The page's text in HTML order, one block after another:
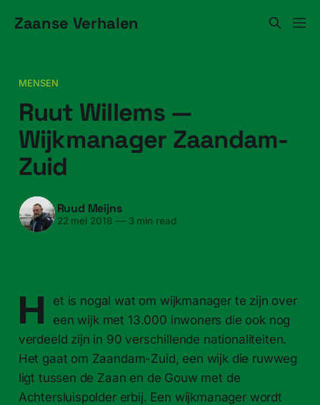
Zaanse Verhalen
MENSEN
Ruut Willems —
Wijkmanager Zaandam-
Zuid
Ruud Meijns
22 mei 2018 —3 min read
H
et is nogal wat om wijkmanager te zijn over
een wijk met 13.000 inwoners die ook nog
verdeeld zijn in 90 verschillende nationaliteiten.
Het gaat om Zaandam-​Zuid, een wijk die ruwweg
ligt tussen de Zaan en de Gouw met de
Achtersluispolder erbij. Een wijkmanager wordt